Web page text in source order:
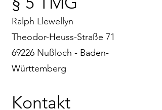
Ralph Llewellyn
Theodor-Heuss-Straße 71
69226 Nußloch - Baden-
Württemberg
Kontakt